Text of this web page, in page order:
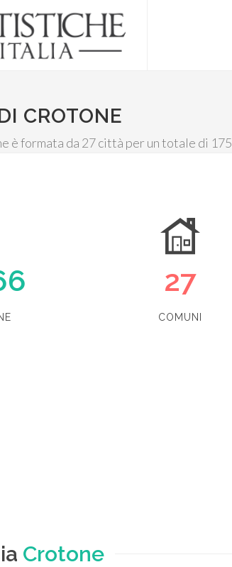
CROTONE
è formata da 27 città per un totale di
27
COMUNI
Crotone